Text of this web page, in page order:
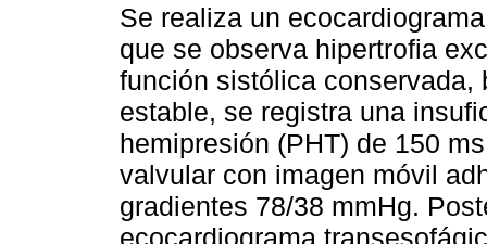
Se realiza un
que se observa hipertrofia
función sistólica
estable, se registra una
hemipresión (PHT) de 150
valvular con imagen móvil
gradientes 78/38 mmHg.
ecocardiograma